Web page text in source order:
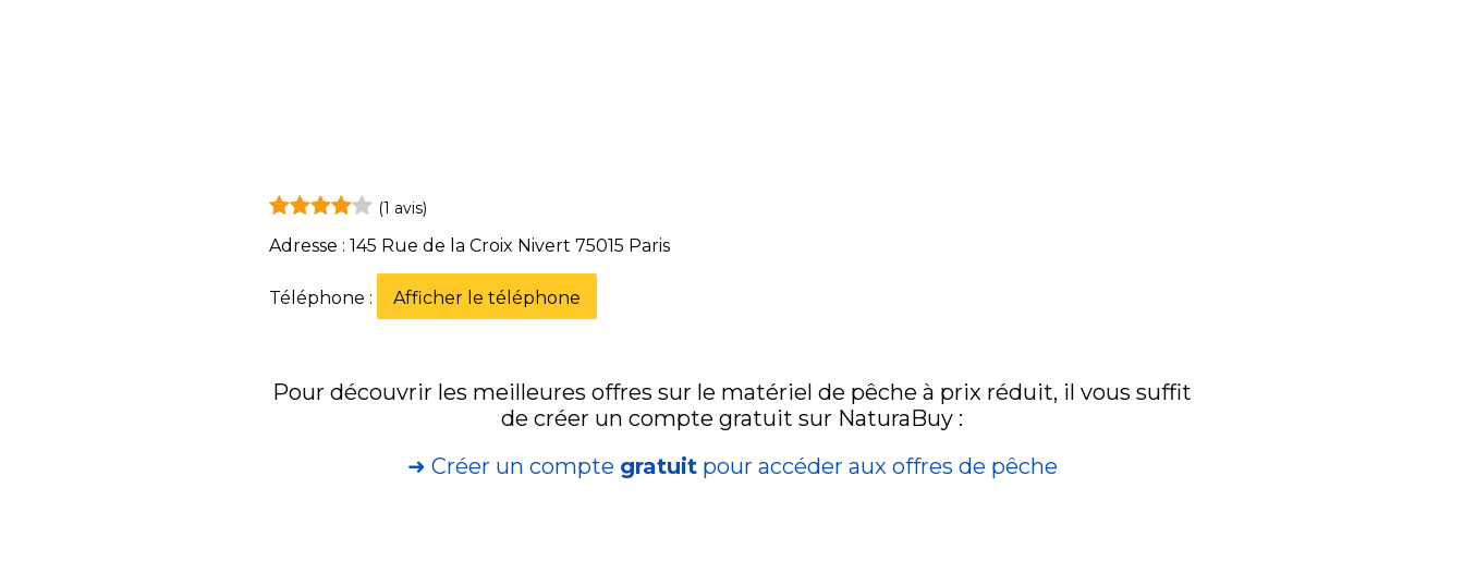
(1 avis)
Adresse : 145 Rue de la Croix Nivert 75015 Paris
Téléphone : Afficher le téléphone
Pour découvrir les meilleures offres sur le matériel de pêche à prix réduit, il vous suffit
de créer un compte gratuit sur NaturaBuy :
➜ Créer un compte gratuitpour accéder aux offres de pêche